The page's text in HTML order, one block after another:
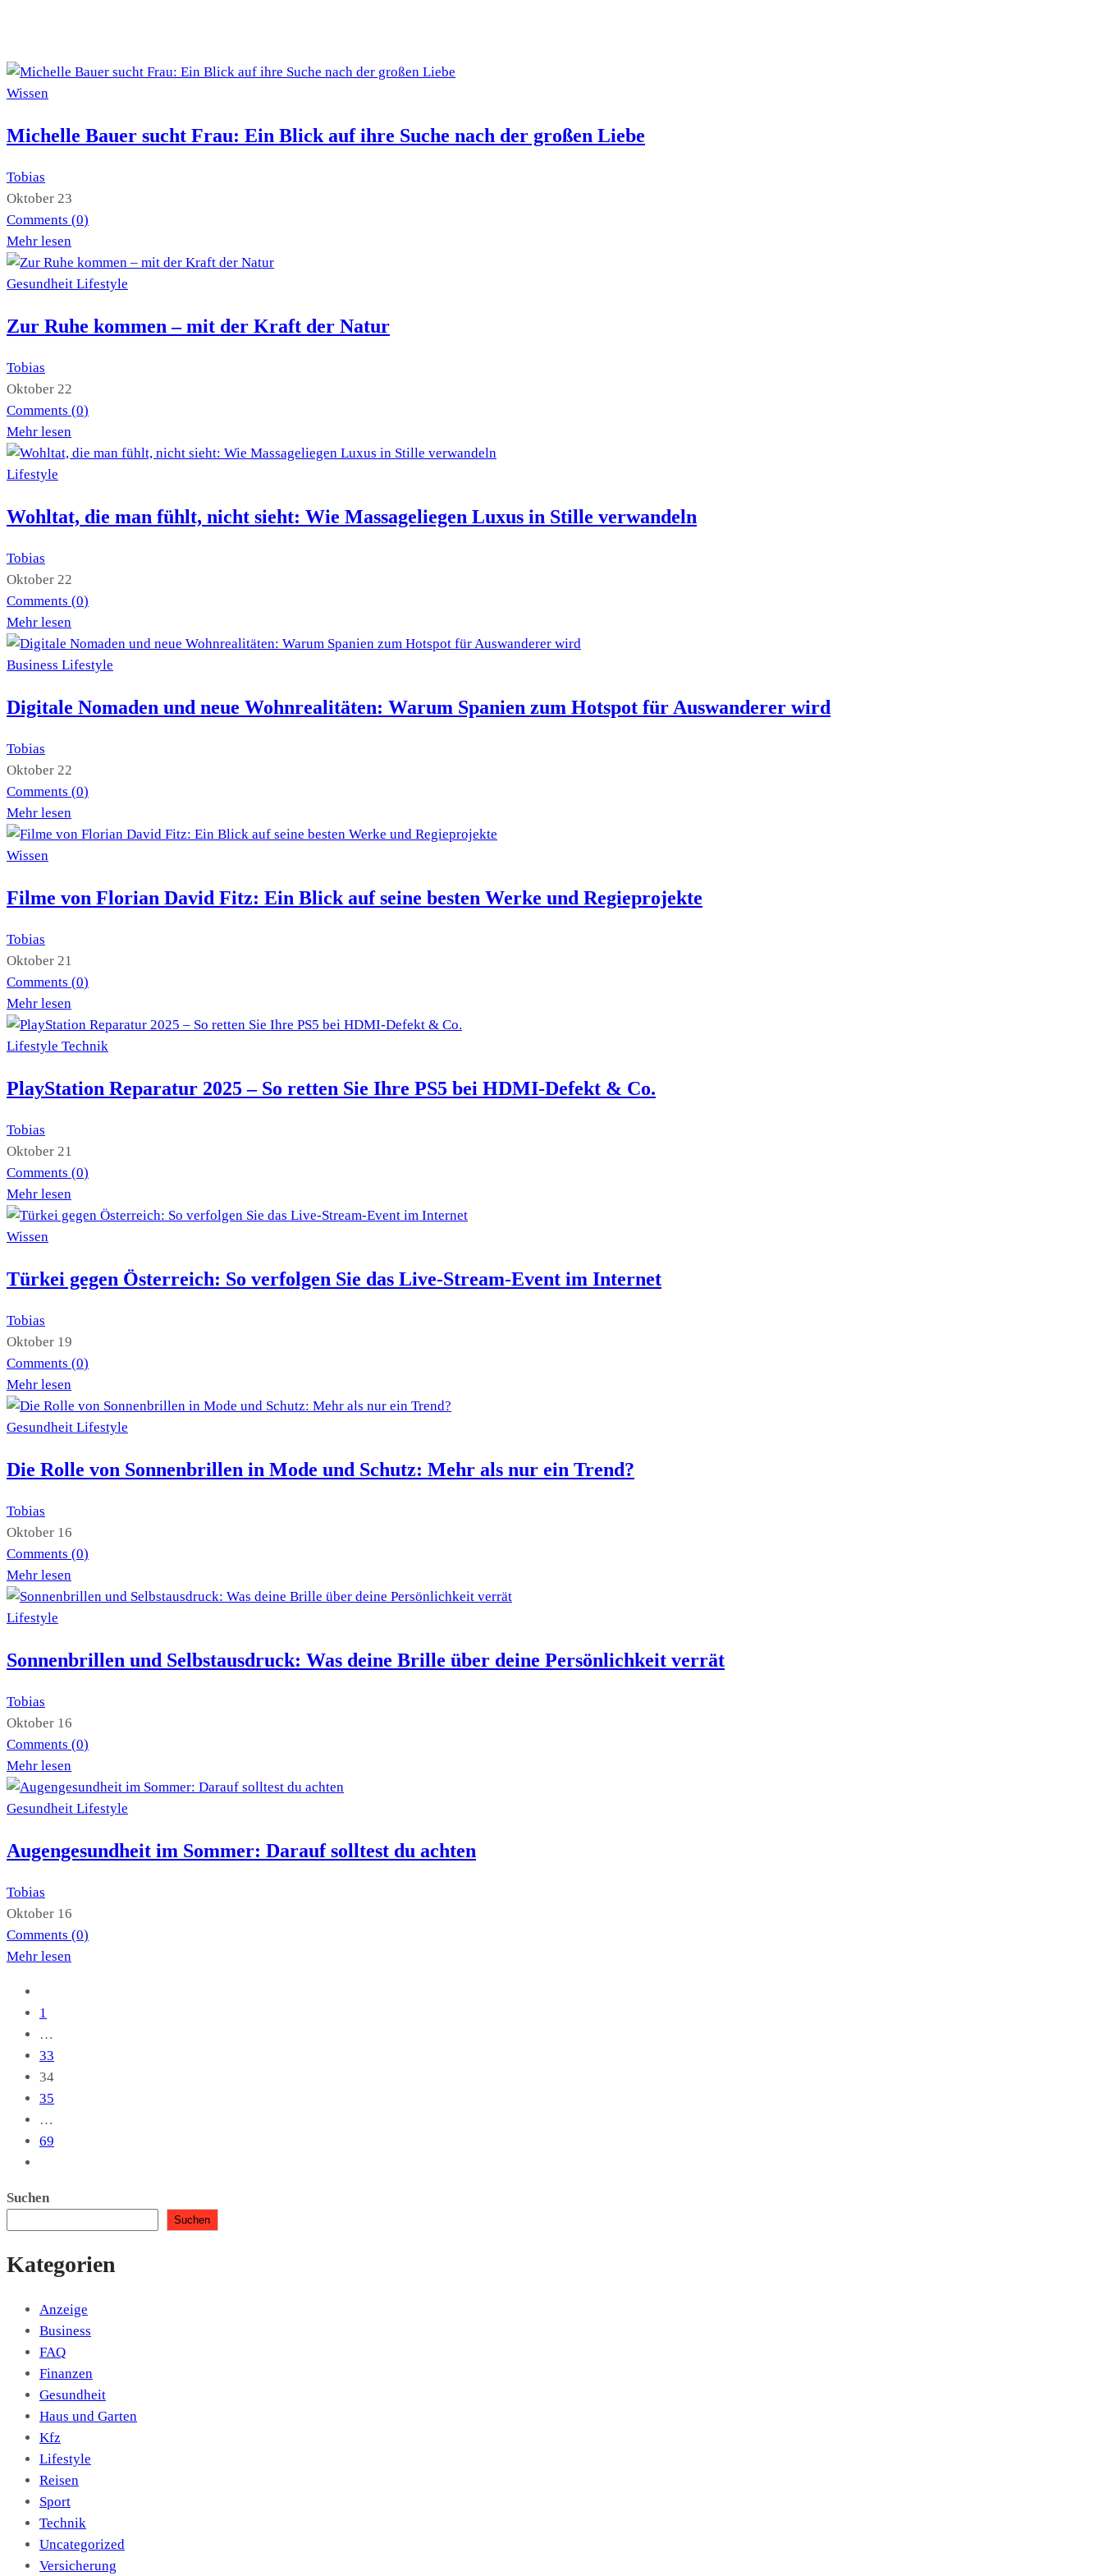
Wissen
Michelle Bauer sucht Frau: Ein Blick auf ihre Suche nach der großen Liebe
Tobias
Oktober 23
Comments (0)
Mehr lesen
Gesundheit Lifestyle
Zur Ruhe kommen – mit der Kraft der Natur
Tobias
Oktober 22
Comments (0)
Mehr lesen
Lifestyle
Wohltat, die man fühlt, nicht sieht: Wie Massageliegen Luxus in Stille verwandeln
Tobias
Oktober 22
Comments (0)
Mehr lesen
Business Lifestyle
Digitale Nomaden und neue Wohnrealitäten: Warum Spanien zum Hotspot für Auswanderer wird
Tobias
Oktober 22
Comments (0)
Mehr lesen
Wissen
Filme von Florian David Fitz: Ein Blick auf seine besten Werke und Regieprojekte
Tobias
Oktober 21
Comments (0)
Mehr lesen
Lifestyle Technik
PlayStation Reparatur 2025 – So retten Sie Ihre PS5 bei HDMI-Defekt & Co.
Tobias
Oktober 21
Comments (0)
Mehr lesen
Wissen
Türkei gegen Österreich: So verfolgen Sie das Live-Stream-Event im Internet
Tobias
Oktober 19
Comments (0)
Mehr lesen
Gesundheit Lifestyle
Die Rolle von Sonnenbrillen in Mode und Schutz: Mehr als nur ein Trend?
Tobias
Oktober 16
Comments (0)
Mehr lesen
Lifestyle
Sonnenbrillen und Selbstausdruck: Was deine Brille über deine Persönlichkeit verrät
Tobias
Oktober 16
Comments (0)
Mehr lesen
Gesundheit Lifestyle
Augengesundheit im Sommer: Darauf solltest du achten
Tobias
Oktober 16
Comments (0)
Mehr lesen
1
…
33
34
35
…
69
Suchen
Suchen
Kategorien
Anzeige
Business
FAQ
Finanzen
Gesundheit
Haus und Garten
Kfz
Lifestyle
Reisen
Sport
Technik
Uncategorized
Versicherung